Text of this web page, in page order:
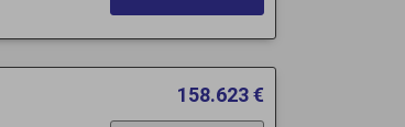
158.623 €